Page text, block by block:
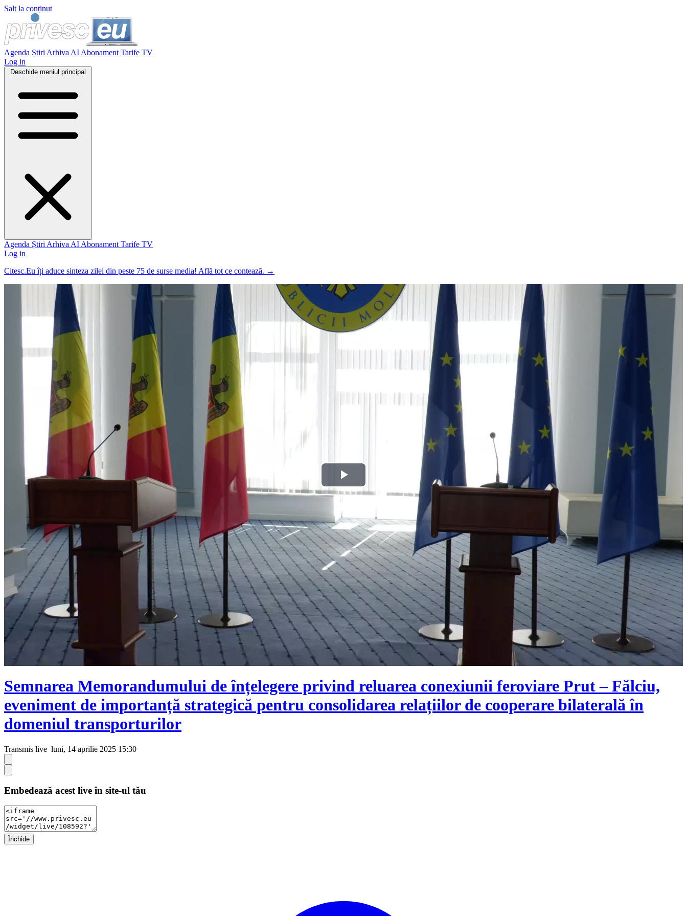
Salt la conținut
Agenda Știri Arhiva AI Abonament Tarife TV
Log in
Deschide meniul principal
Agenda Știri Arhiva AI Abonament Tarife TV
Log in
Citesc.Eu îți aduce sinteza zilei din peste 75 de surse media! Află tot ce contează. →
Play
Semnarea Memorandumului de înțelegere privind reluarea conexiunii feroviare Prut – Fălciu,
eveniment de importanță strategică pentru consolidarea relațiilor de cooperare bilaterală în
domeniul transporturilor
Transmis live luni, 14 aprilie 2025 15:30
Embedează acest live în site-ul tău
Închide